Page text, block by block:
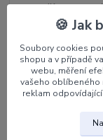
Jak začít s
Lukostřelba je
techniku a klidnou
základy, trpě...číst
🍪 Jak
Soubory cookies
shopu a v případě
webu, měření
vašeho oblíbeného
reklam